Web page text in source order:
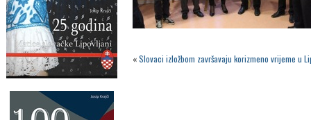
«Slovaci izložbom završavaju korizmeno vrijeme u